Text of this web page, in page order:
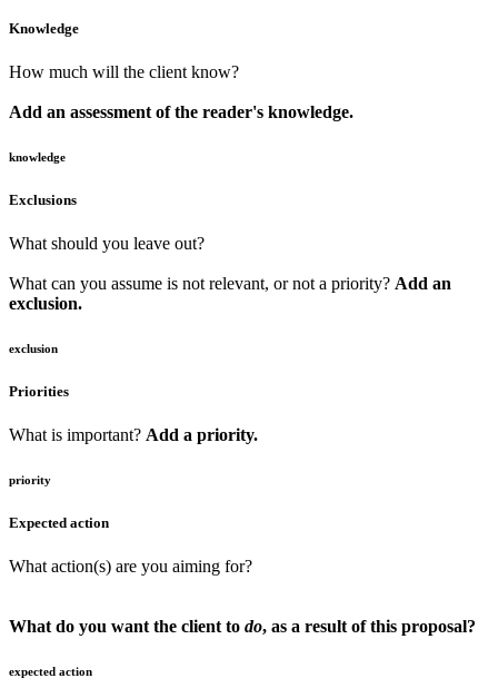
Knowledge
How much will the client know?
Add an assessment of the reader's knowledge.
knowledge
Exclusions
What should you leave out?
What can you assume is not relevant, or not a priority? Add an
exclusion.
exclusion
Priorities
What is important? Add a priority.
priority
Expected action
What action(s) are you aiming for?
What do you want the client to do, as a result of this proposal?
expected action